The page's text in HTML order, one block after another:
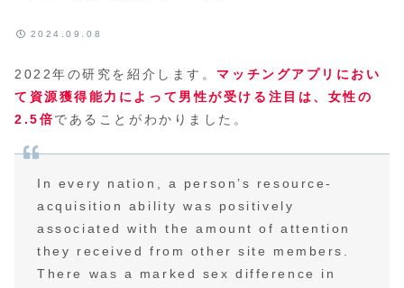
2024.09.08
2022年の研究を紹介します。 マッチングアプリにおい
て資源獲得能力によって男性が受ける注目は、女性の
2.5倍であることがわかりました。
In every nation, a person’s resource-
acquisition ability was positively
associated with the amount of attention
they received from other site members.
There was a marked sex difference in